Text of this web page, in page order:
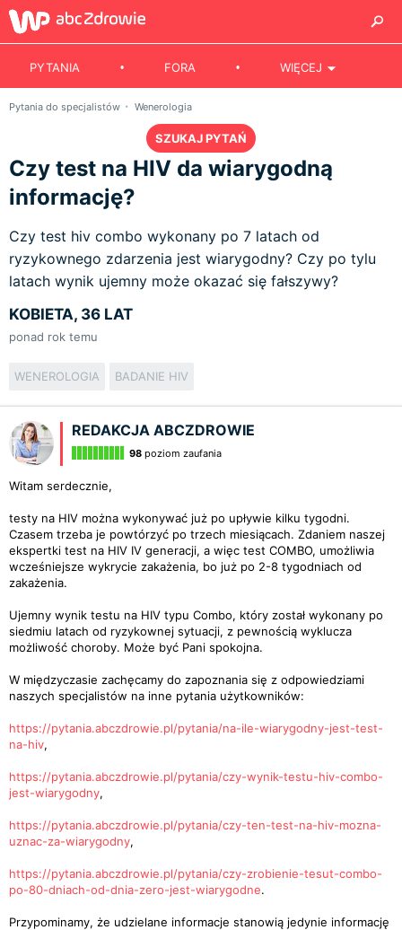
PYTANIA FORA WIĘCEJ
Pytania do specjalistów Wenerologia
SZUKAJ PYTAŃ
Czy test na HIV da wiarygodną
informację?
Czy test hiv combo wykonany po 7 latach od
ryzykownego zdarzenia jest wiarygodny? Czy po tylu
latach wynik ujemny może okazać się fałszywy?
KOBIETA, 36 LAT
ponad rok temu
WENEROLOGIA BADANIE HIV
REDAKCJA ABCZDROWIE
98 poziom zaufania
Witam serdecznie,
testy na HIV można wykonywać już po upływie kilku tygodni.
Czasem trzeba je powtórzyć po trzech miesiącach. Zdaniem naszej
ekspertki test na HIV IV generacji, a więc test COMBO, umożliwia
wcześniejsze wykrycie zakażenia, bo już po 2-8 tygodniach od
zakażenia.
Ujemny wynik testu na HIV typu Combo, który został wykonany po
siedmiu latach od ryzykownej sytuacji, z pewnością wyklucza
możliwość choroby. Może być Pani spokojna.
W międzyczasie zachęcamy do zapoznania się z odpowiedziami
naszych specjalistów na inne pytania użytkowników:
https://pytania.abczdrowie.pl/pytania/na-ile-wiarygodny-jest-test-
na-hiv,
https://pytania.abczdrowie.pl/pytania/czy-wynik-testu-hiv-combo-
jest-wiarygodny,
https://pytania.abczdrowie.pl/pytania/czy-ten-test-na-hiv-mozna-
uznac-za-wiarygodny,
https://pytania.abczdrowie.pl/pytania/czy-zrobienie-tesut-combo-
po-80-dniach-od-dnia-zero-jest-wiarygodne.
Przypominamy, że udzielane informacje stanowią jedynie informację